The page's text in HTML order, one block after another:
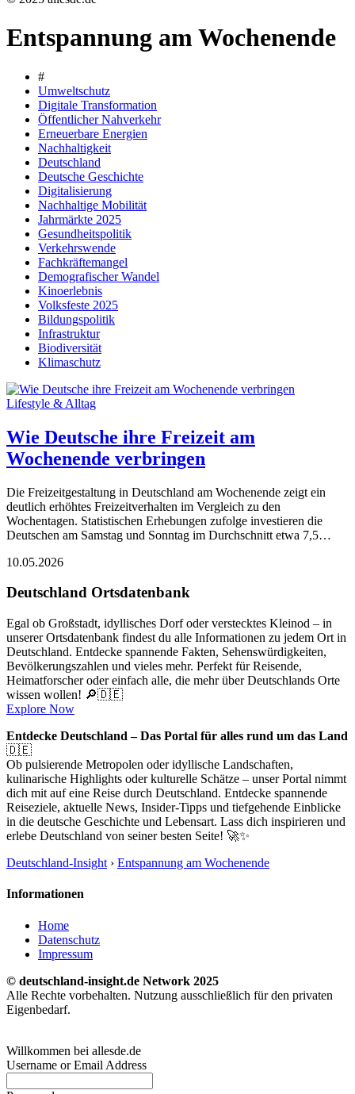
Entspannung am Wochenende
#
Umweltschutz
Digitale Transformation
Öffentlicher Nahverkehr
Erneuerbare Energien
Nachhaltigkeit
Deutschland
Deutsche Geschichte
Digitalisierung
Nachhaltige Mobilität
Jahrmärkte 2025
Gesundheitspolitik
Verkehrswende
Fachkräftemangel
Demografischer Wandel
Kinoerlebnis
Volksfeste 2025
Bildungspolitik
Infrastruktur
Biodiversität
Klimaschutz
Lifestyle & Alltag
Wie Deutsche ihre Freizeit am
Wochenende verbringen
Die Freizeitgestaltung in Deutschland am Wochenende zeigt ein
deutlich erhöhtes Freizeitverhalten im Vergleich zu den
Wochentagen. Statistischen Erhebungen zufolge investieren die
Deutschen am Samstag und Sonntag im Durchschnitt etwa 7,5…
10.05.2026
Deutschland Ortsdatenbank
Egal ob Großstadt, idyllisches Dorf oder verstecktes Kleinod – in
unserer Ortsdatenbank findest du alle Informationen zu jedem Ort in
Deutschland. Entdecke spannende Fakten, Sehenswürdigkeiten,
Bevölkerungszahlen und vieles mehr. Perfekt für Reisende,
Heimatforscher oder einfach alle, die mehr über Deutschlands Orte
wissen wollen! 🔎🇩🇪
Explore Now
Entdecke Deutschland – Das Portal für alles rund um das Land
🇩🇪
Ob pulsierende Metropolen oder idyllische Landschaften,
kulinarische Highlights oder kulturelle Schätze – unser Portal nimmt
dich mit auf eine Reise durch Deutschland. Entdecke spannende
Reiseziele, aktuelle News, Insider-Tipps und tiefgehende Einblicke
in die deutsche Geschichte und Lebensart. Lass dich inspirieren und
erlebe Deutschland von seiner besten Seite! 🚀✨
Deutschland-Insight › Entspannung am Wochenende
Informationen
Home
Datenschutz
Impressum
© deutschland-insight.de Network 2025
Alle Rechte vorbehalten. Nutzung ausschließlich für den privaten
Eigenbedarf.
Willkommen bei allesde.de
Username or Email Address